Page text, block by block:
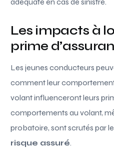
Les impacts à
prime
Les jeunes conducteurs
comment leur
volant influenceront leurs
comportements au volant,
probatoire, sont scrutés par
risque assuré.